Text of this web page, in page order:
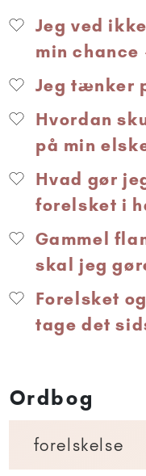
Jeg ved
min
Jeg tænker
Hvordan
på min
Hvad gør
forelsket i
Gammel
skal jeg
Forelsket
tage det
Ordbog
forelskelse